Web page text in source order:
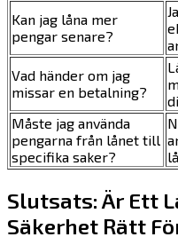
Kan jag låna mer
pengar senare?
Vad händer om jag
missar en betalning?
Måste jag använda
pengarna från lånet till
specifika saker?
Slutsats: Är Ett
Säkerhet Rätt